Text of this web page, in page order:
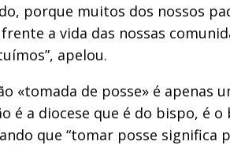
porque muitos dos nossos
a vida das nossas
apelou.
«tomada de posse» é
é a diocese que é do bispo, é
que “tomar posse